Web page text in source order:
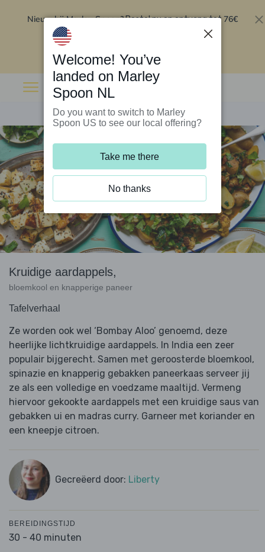
Nieuw bij Marley Spoon?Bestel nu en ontvang tot 76€
Kruidige aardappels,
bloemkool en knapperige paneer
Tafelverhaal
Ze worden ook wel ‘Bombay Aloo’ genoemd, deze
heerlijke lichtkruidige aardappels. In India een zeer
populair bijgerecht. Samen met geroosterde bloemkool,
spinazie en knapperig gebakken paneerkaas serveer jij
ze als een volledige en voedzame maaltijd. Vermeng
hiervoor gekookte aardappels met een kruidige saus van
gebakken ui en madras curry. Garneer met koriander en
een kneepje citroen.
Gecreëerd door: Liberty
BEREIDINGSTIJD
30 - 40 minuten
Welcome! You’ve
landed on Marley
Spoon NL
Do you want to switch to Marley
Spoon US to see our local offering?
Take me there
No thanks